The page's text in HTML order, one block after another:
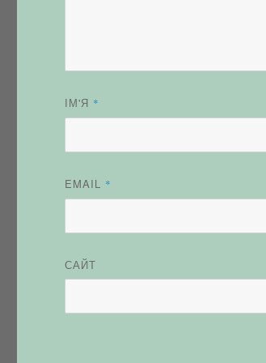
ІМ'Я *
EMAIL *
САЙТ